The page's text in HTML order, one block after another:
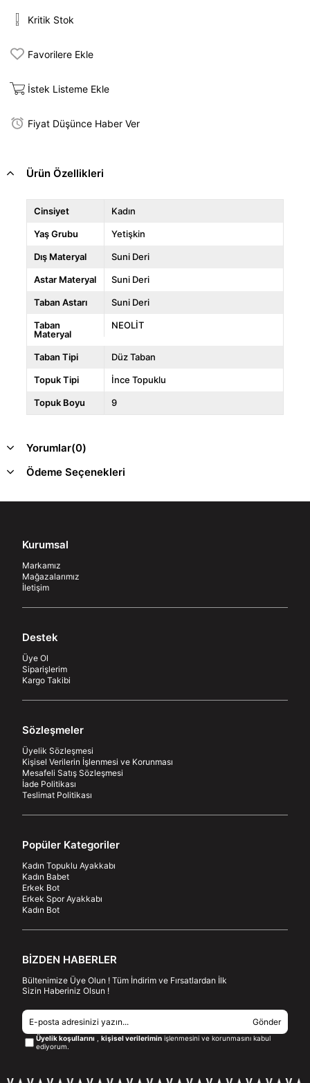
Kritik Stok
Favorilere Ekle
İstek Listeme Ekle
Fiyat Düşünce Haber Ver
Ürün Özellikleri
Cinsiyet Kadın
Yaş Grubu Yetişkin
Dış Materyal Suni Deri
Astar Materyal Suni Deri
Taban Astarı Suni Deri
Taban
Materyal
NEOLİT
Taban Tipi Düz Taban
Topuk Tipi İnce Topuklu
Topuk Boyu 9
Yorumlar(0)
Ödeme Seçenekleri
Kurumsal
Markamız
Mağazalarımız
İletişim
Destek
Üye Ol
Siparişlerim
Kargo Takibi
Sözleşmeler
Üyelik Sözleşmesi
Kişisel Verilerin İşlenmesi ve Korunması
Mesafeli Satış Sözleşmesi
İade Politikası
Teslimat Politikası
Popüler Kategoriler
Kadın Topuklu Ayakkabı
Kadın Babet
Erkek Bot
Erkek Spor Ayakkabı
Kadın Bot
BİZDEN HABERLER
Bültenimize Üye Olun ! Tüm İndirim ve Fırsatlardan İlk
Sizin Haberiniz Olsun !
Gönder
Üyelik koşullarını, kişisel verileriminişlenmesini ve korunmasını kabul
ediyorum.